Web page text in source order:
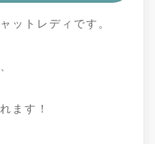
ットレディです。
ます！